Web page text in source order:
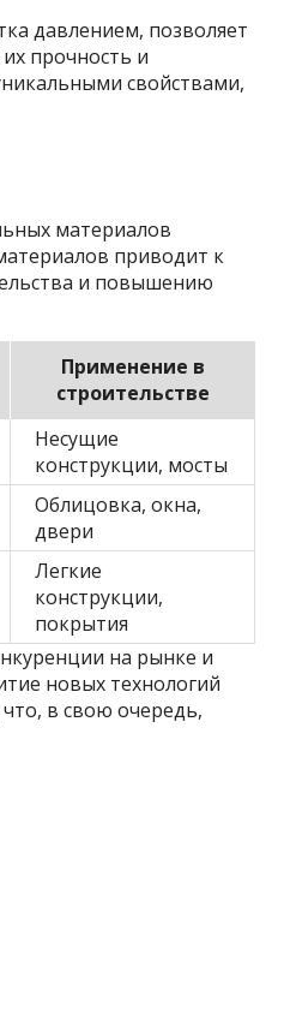
давлением, позволяет
прочность и
свойствами,
материалов
приводит к
и повышению
Применение в
строительстве
Несущие
конструкции, мосты
Облицовка, окна,
двери
Легкие
конструкции,
покрытия
на рынке и
новых технологий
в свою очередь,